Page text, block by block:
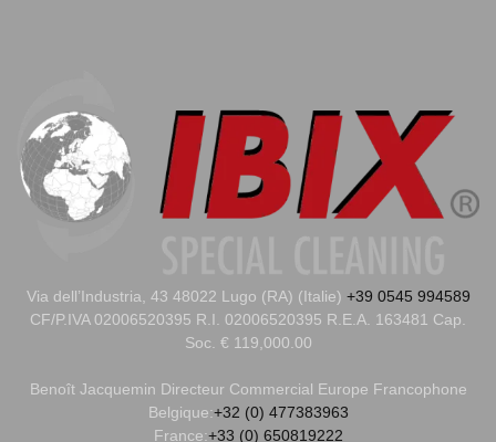
Via dell’Industria, 43 48022 Lugo (RA) (Italie) +39 0545 994589
CF/P.IVA 02006520395 R.I. 02006520395 R.E.A. 163481 Cap.
Soc. € 119,000.00
Benoît Jacquemin Directeur Commercial Europe Francophone
Belgique:+32 (0) 477383963
France:+33 (0) 650819222